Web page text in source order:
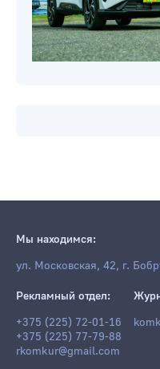
Мы находимся:
ул. Московская, 42, г.
Рекламный отдел:
+375 (225) 72-01-16
+375 (225) 77-79-88
rkomkur@gmail.com